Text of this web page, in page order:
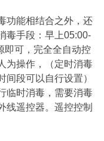
功能相结合之外，还
毒手段：早上05:00-
即可，完全全自动控
为操作，（定时消毒
间段可以自行设置）
临时消毒，需要消毒
线遥控器。遥控控制